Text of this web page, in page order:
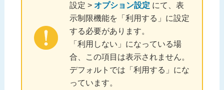
設定 > オプション設定 にて、表
示制限機能を「利用する」に設定
する必要があります。
「利用しない」になっている場
合、この項目は表示されません。
デフォルトでは「利用する」にな
っています。